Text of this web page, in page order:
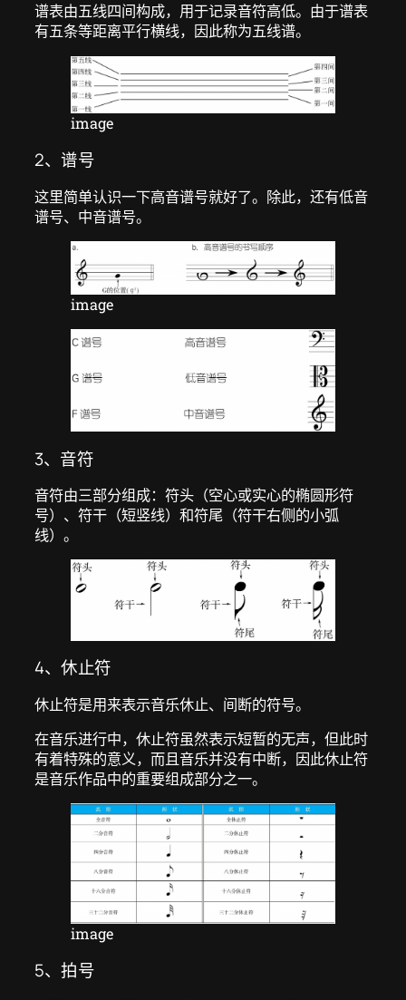
谱表由五线四间构成，用于记录音符高低。由于谱表
有五条等距离平行横线，因此称为五线谱。
image
2、谱号
这里简单认识一下高音谱号就好了。除此，还有低音
谱号、中音谱号。
image
3、音符
音符由三部分组成：符头（空心或实心的椭圆形符
号）、符干（短竖线）和符尾（符干右侧的小弧
线）。
4、休止符
休止符是用来表示音乐休止、间断的符号。
在音乐进行中，休止符虽然表示短暂的无声，但此时
有着特殊的意义，而且音乐并没有中断，因此休止符
是音乐作品中的重要组成部分之一。
image
5、拍号